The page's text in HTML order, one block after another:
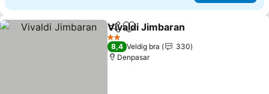
Del Legg til i favoritter
Vivaldi Jimbaran
2 Stjerner
8,4 Veldig bra
330
Denpasar